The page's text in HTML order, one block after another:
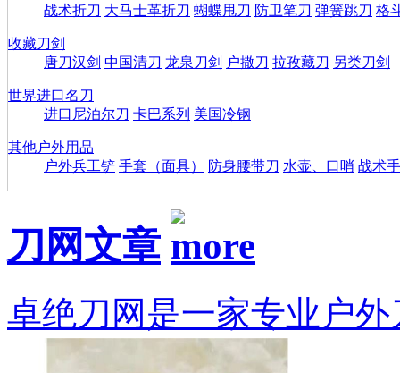
战术折刀 大马士革折刀 蝴蝶甩刀 防卫笔刀 弹簧跳刀 格
收藏刀剑
唐刀汉剑 中国清刀 龙泉刀剑 户撒刀 拉孜藏刀 另类刀剑
世界进口名刀
进口尼泊尔刀 卡巴系列 美国冷钢
其他户外用品
户外兵工铲 手套（面具） 防身腰带刀 水壶、口哨 战术
刀网文章
卓绝刀网是一家专业户